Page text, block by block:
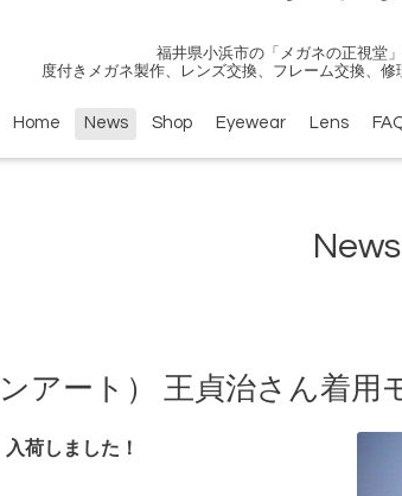
福井県小浜市の「メガネの正視堂
度付きメガネ製作、レンズ交換、フレーム交換、修
Home News Shop Eyewear Lens
News
アート） 王貞治さん着用
荷しました！